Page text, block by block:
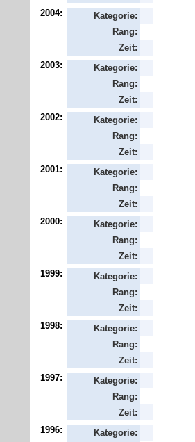
2004:
Kategorie:
Rang:
Zeit:
2003:
Kategorie:
Rang:
Zeit:
2002:
Kategorie:
Rang:
Zeit:
2001:
Kategorie:
Rang:
Zeit:
2000:
Kategorie:
Rang:
Zeit:
1999:
Kategorie:
Rang:
Zeit:
1998:
Kategorie:
Rang:
Zeit:
1997:
Kategorie:
Rang:
Zeit:
1996:
Kategorie: